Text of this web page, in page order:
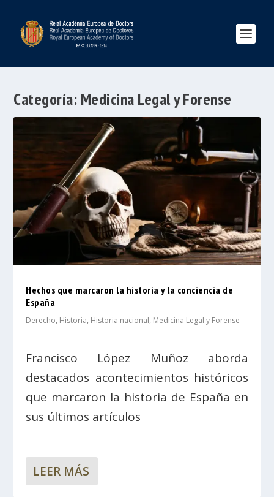
Categoría: Medicina Legal y Forense
Hechos que marcaron la historia y la conciencia de
España
Derecho, Historia, Historia nacional, Medicina Legal y Forense
Francisco López Muñoz aborda
destacados acontecimientos históricos
que marcaron la historia de España en
sus últimos artículos
LEER MÁS